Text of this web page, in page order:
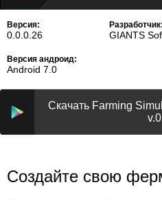
Версия:
0.0.0.26
Разработчик:
GIANTS
Версия андроид:
Android 7.0
Скачать Farming
Создайте свою